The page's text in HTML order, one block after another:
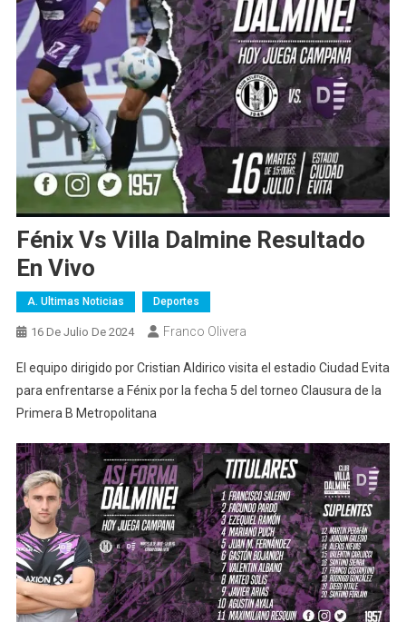
Fénix Vs Villa Dalmine Resultado
En Vivo
A. Ultimas Noticias Deportes
16 De Julio De 2024 Franco Olivera
El equipo dirigido por Cristian Aldirico visita el estadio Ciudad Evita
para enfrentarse a Fénix por la fecha 5 del torneo Clausura de la
Primera B Metropolitana